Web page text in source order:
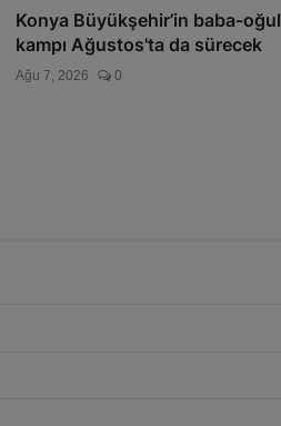
Konya Büyükşehir’in baba-oğul
kampı Ağustos'ta da sürecek
Ağu 7, 2026 0